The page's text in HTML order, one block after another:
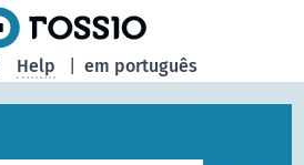
em português
Help